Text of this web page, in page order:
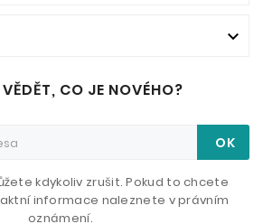

CO JE NOVÉHO?
OK
kdykoliv zrušit. Pokud to chcete
informace naleznete v právním
oznámení.